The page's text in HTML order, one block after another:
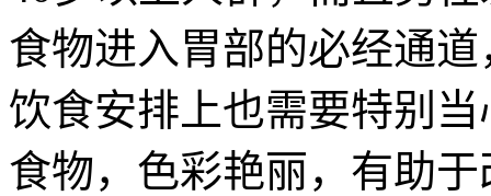
食物进入胃部的必经通
饮食安排上也需要特别
食物，色彩艳丽，有助